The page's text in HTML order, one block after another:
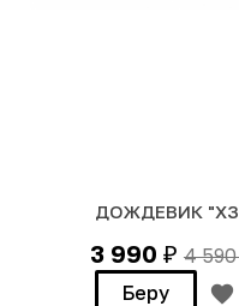
ДОЖДЕВИК
3 990 ₽ 4
Беру